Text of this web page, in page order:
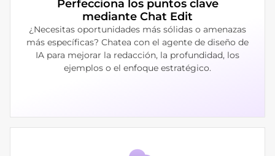
Perfecciona los puntos clave
mediante Chat Edit
¿Necesitas oportunidades más sólidas o amenazas
más específicas? Chatea con el agente de diseño de
IA para mejorar la redacción, la profundidad, los
ejemplos o el enfoque estratégico.